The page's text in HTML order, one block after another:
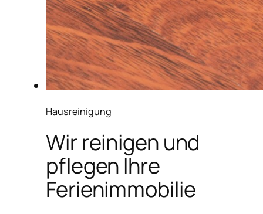
Hausreinigung
Wir reinigen und
pflegen Ihre
Ferienimmobilie